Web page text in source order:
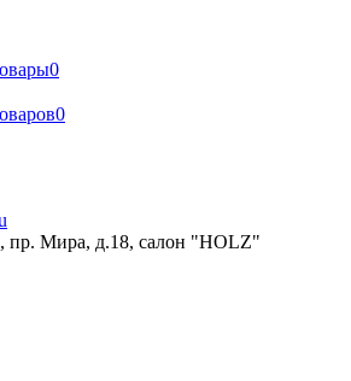
0
0
пр. Мира, д.18, салон "HOLZ"